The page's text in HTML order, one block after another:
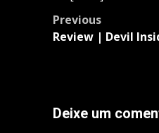
Post
navigation
Previous
Review | Devil
Deixe um